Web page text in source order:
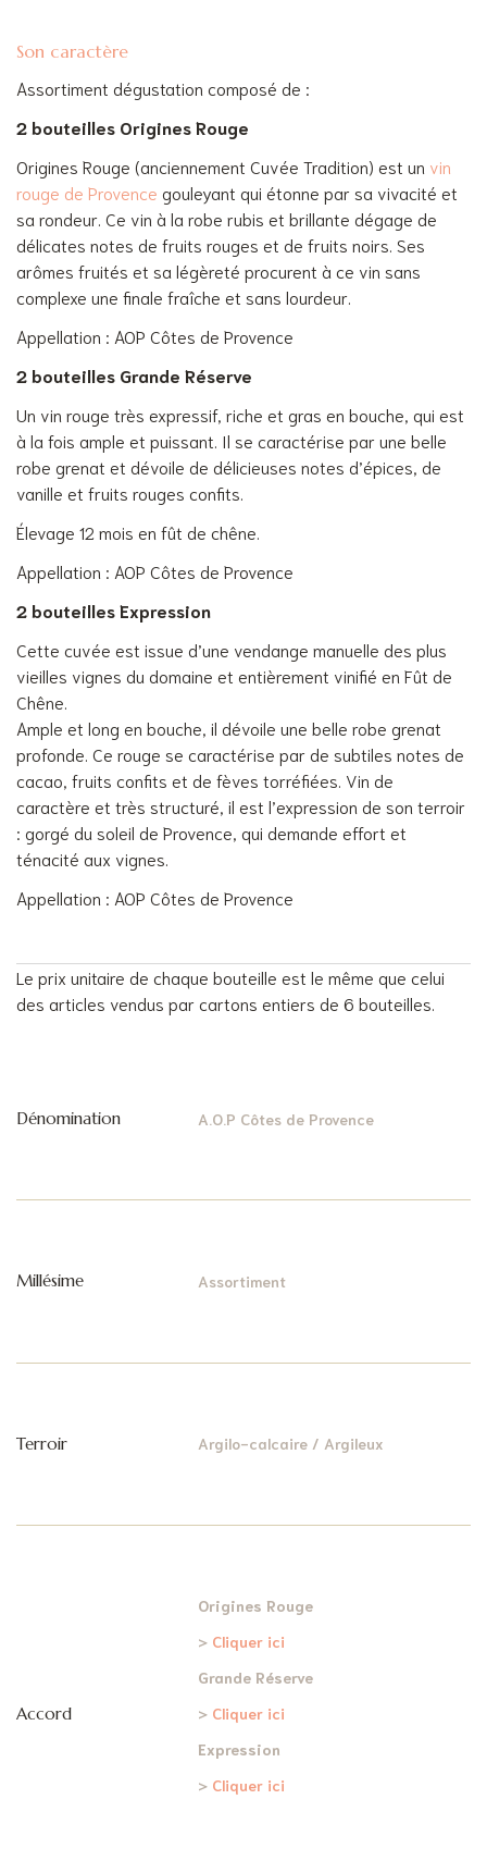
Son caractère
Assortiment dégustation composé de :
2 bouteilles Origines Rouge
Origines Rouge (anciennement Cuvée Tradition) est un vin
rouge de Provence gouleyant qui étonne par sa vivacité et
sa rondeur. Ce vin à la robe rubis et brillante dégage de
délicates notes de fruits rouges et de fruits noirs. Ses
arômes fruités et sa légèreté procurent à ce vin sans
complexe une finale fraîche et sans lourdeur.
Appellation : AOP Côtes de Provence
2 bouteilles Grande Réserve
Un vin rouge très expressif, riche et gras en bouche, qui est
à la fois ample et puissant. Il se caractérise par une belle
robe grenat et dévoile de délicieuses notes d’épices, de
vanille et fruits rouges confits.
Élevage 12 mois en fût de chêne.
Appellation : AOP Côtes de Provence
2 bouteilles Expression
Cette cuvée est issue d’une vendange manuelle des plus
vieilles vignes du domaine et entièrement vinifié en Fût de
Chêne.
Ample et long en bouche, il dévoile une belle robe grenat
profonde. Ce rouge se caractérise par de subtiles notes de
cacao, fruits confits et de fèves torréfiées. Vin de
caractère et très structuré, il est l’expression de son terroir
: gorgé du soleil de Provence, qui demande effort et
ténacité aux vignes.
Appellation : AOP Côtes de Provence
Le prix unitaire de chaque bouteille est le même que celui
des articles vendus par cartons entiers de 6 bouteilles.
Dénomination A.O.P Côtes de Provence
Millésime Assortiment
Terroir Argilo-calcaire / Argileux
Accord
Origines Rouge
> Cliquer ici
Grande Réserve
> Cliquer ici
Expression
> Cliquer ici